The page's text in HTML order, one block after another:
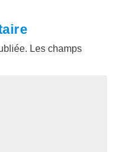
Les champs